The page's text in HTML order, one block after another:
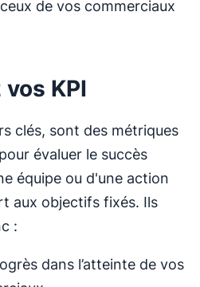
de vos commerciaux
KPI
clés, sont des métriques
évaluer le succès
équipe ou d'une action
aux objectifs fixés. Ils
:
dans l’atteinte de vos